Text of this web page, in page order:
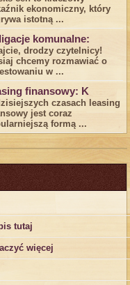
ekonomiczny, który
​istotną ...
komunalne:
drodzy czytelnicy!
chcemy rozmawiać o
w ...
finansowy: K
czasach leasing
jest ⁢coraz
formą ...
tutaj
więcej